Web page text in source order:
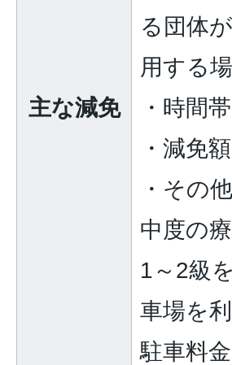
主な減免
る団体
用する
・時間
・減免
・その
中度の
1～2級
車場を
駐車料